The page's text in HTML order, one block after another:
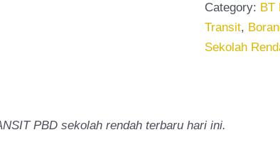
Category: BT
Transit,
Sekolah
PBD sekolah rendah terbaru hari ini.